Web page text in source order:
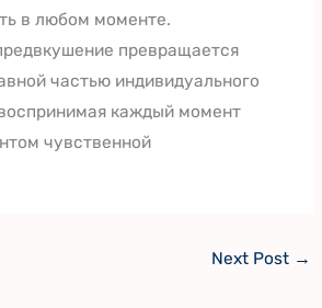
в любом моменте.
превращается
частью индивидуального
каждый момент
чувственной
Next Post →